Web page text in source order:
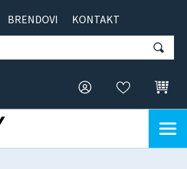
BRENDOVI KONTAKT